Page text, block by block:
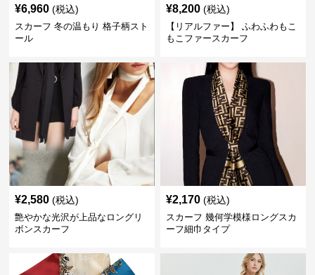
¥6,960 (税込)
スカーフ 冬の温もり 格子柄スト
ール
¥8,200 (税込)
【リアルファー】 ふわふわもこ
もこファースカーフ
¥2,580 (税込)
艶やかな光沢が上品なロングリ
ボンスカーフ
¥2,170 (税込)
スカーフ 幾何学模様ロングスカ
ーフ細巾タイプ